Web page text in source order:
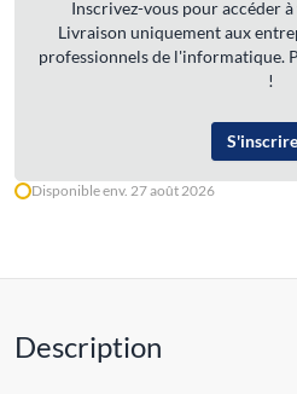
Inscrivez-vous pour accéder
Livraison uniquement aux
professionnels de l'informatique.
!
S'inscrire
Disponible env. 27 août 2026
Description